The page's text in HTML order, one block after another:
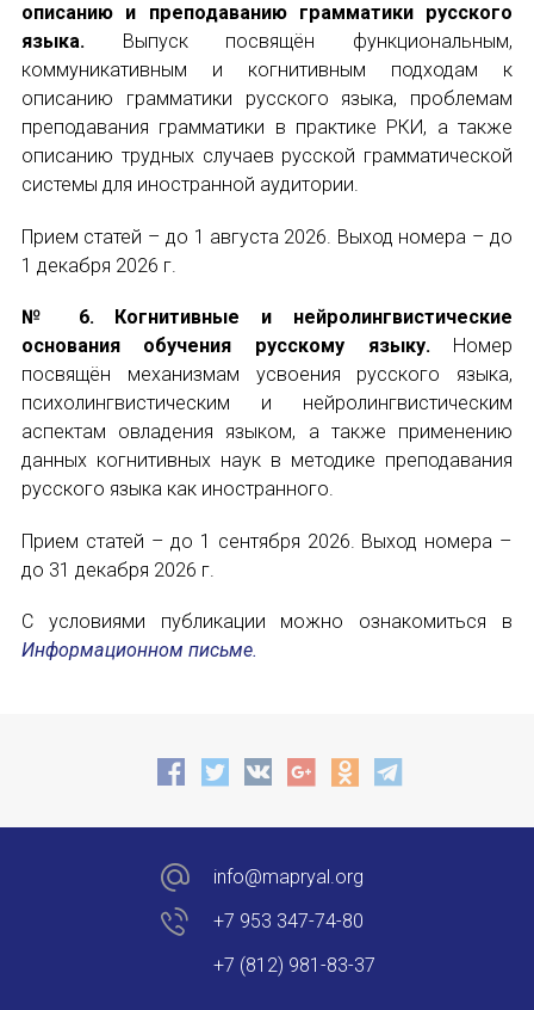
описанию и преподаванию грамматики русского
языка.
Выпуск посвящён функциональным,
коммуникативным и когнитивным подходам к
описанию грамматики русского языка, проблемам
преподавания грамматики в практике РКИ, а также
описанию трудных случаев русской грамматической
системы для иностранной аудитории.
Прием статей – до 1 августа 2026. Выход номера – до
1 декабря 2026 г.
№ 6. Когнитивные и нейролингвистические
основания обучения русскому языку.
Номер
посвящён механизмам усвоения русского языка,
психолингвистическим и нейролингвистическим
аспектам овладения языком, а также применению
данных когнитивных наук в методике преподавания
русского языка как иностранного.
Прием статей – до 1 сентября 2026. Выход номера –
до 31 декабря 2026 г.
С условиями публикации можно ознакомиться в
Информационном письме.
info@mapryal.org
+7 953 347-74-80
+7 (812) 981-83-37